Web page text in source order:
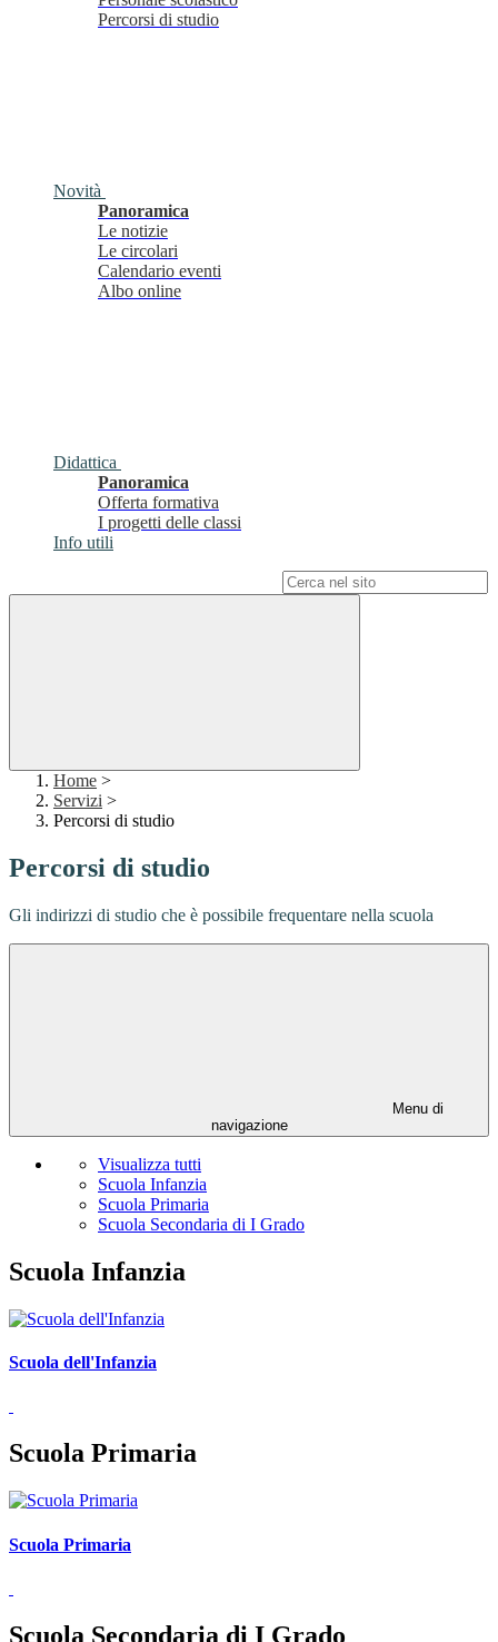
Percorsi di studio
Novità
Panoramica
Le notizie
Le circolari
Calendario eventi
Albo online
Didattica
Panoramica
Offerta formativa
I progetti delle classi
Info utili
Home >
Servizi >
Percorsi di studio
Percorsi di studio
Gli indirizzi di studio che è possibile frequentare nella scuola
Menu di
navigazione
Visualizza tutti
Scuola Infanzia
Scuola Primaria
Scuola Secondaria di I Grado
Scuola Infanzia
Scuola dell'Infanzia
Scuola Primaria
Scuola Primaria
Scuola Secondaria di I Grado